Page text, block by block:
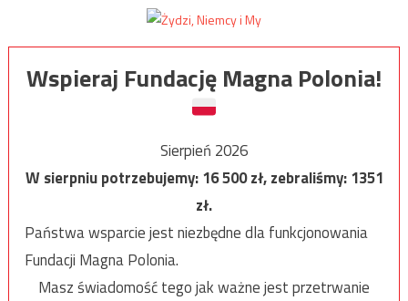
Wspieraj Fundację Magna Polonia!
Sierpień 2026
W sierpniu potrzebujemy:16 500zł, zebraliśmy:1351
zł.
Państwa wsparcie jest niezbędne dla funkcjonowania
Fundacji Magna Polonia.
Masz świadomość tego jak ważne jest przetrwanie